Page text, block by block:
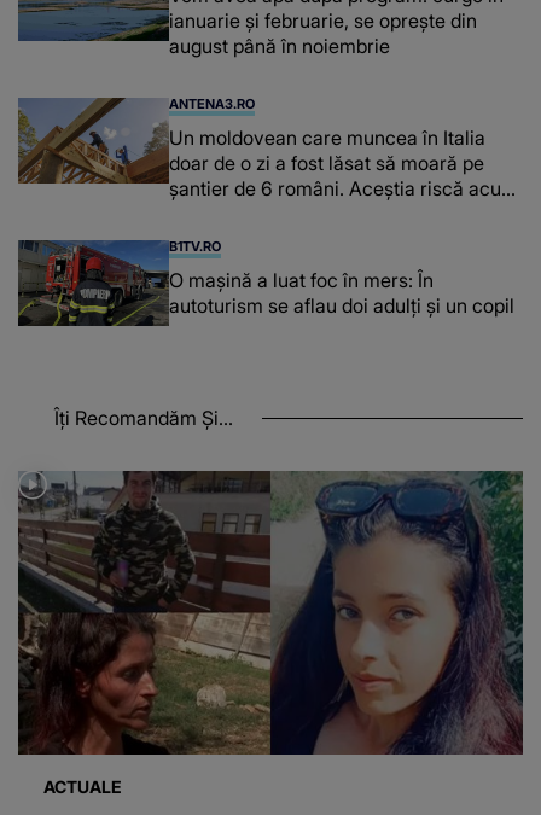
ianuarie și februarie, se oprește din
august până în noiembrie
ANTENA3.RO
Un moldovean care muncea în Italia
doar de o zi a fost lăsat să moară pe
şantier de 6 români. Aceștia riscă acum
B1TV.RO
O maşină a luat foc în mers: În
autoturism se aflau doi adulți și un copil
Îți Recomandăm Și...
ACTUALE